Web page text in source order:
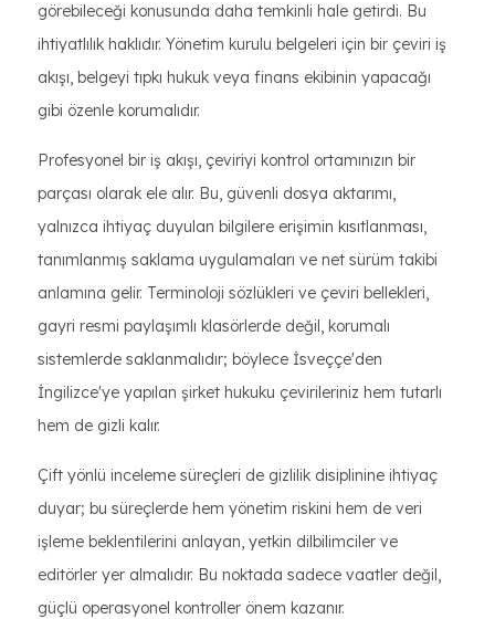
görebileceği konusunda daha temkinli hale getirdi. Bu
ihtiyatlılık haklıdır. Yönetim kurulu belgeleri için bir çeviri iş
akışı, belgeyi tıpkı hukuk veya finans ekibinin yapacağı
gibi özenle korumalıdır.
Profesyonel bir iş akışı, çeviriyi kontrol ortamınızın bir
parçası olarak ele alır. Bu, güvenli dosya aktarımı,
yalnızca ihtiyaç duyulan bilgilere erişimin kısıtlanması,
tanımlanmış saklama uygulamaları ve net sürüm takibi
anlamına gelir. Terminoloji sözlükleri ve çeviri bellekleri,
gayri resmi paylaşımlı klasörlerde değil, korumalı
sistemlerde saklanmalıdır; böylece İsveççe'den
İngilizce'ye yapılan şirket hukuku çevirileriniz hem tutarlı
hem de gizli kalır.
Çift yönlü inceleme süreçleri de gizlilik disiplinine ihtiyaç
duyar; bu süreçlerde hem yönetim riskini hem de veri
işleme beklentilerini anlayan, yetkin dilbilimciler ve
editörler yer almalıdır. Bu noktada sadece vaatler değil,
güçlü operasyonel kontroller önem kazanır.